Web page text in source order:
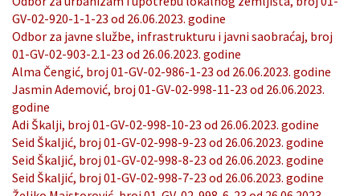
GV-02-920-1-1-23 od 26.06.2023. godine
Odbor za javne službe, infrastrukturu i javni saobraćaj, broj
01-GV-02-903-2.1-23 od 26.06.2023. godine
Alma Čengić, broj 01-GV-02-986-1-23 od 26.06.2023. godine
Jasmin Ademović, broj 01-GV-02-998-11-23 od 26.06.2023.
godine
Adi Škalji, broj 01-GV-02-998-10-23 od 26.06.2023. godine
Seid Škaljić, broj 01-GV-02-998-9-23 od 26.06.2023. godine
Seid Škaljić, broj 01-GV-02-998-8-23 od 26.06.2023. godine
Seid Škaljić, broj 01-GV-02-998-7-23 od 26.06.2023. godine